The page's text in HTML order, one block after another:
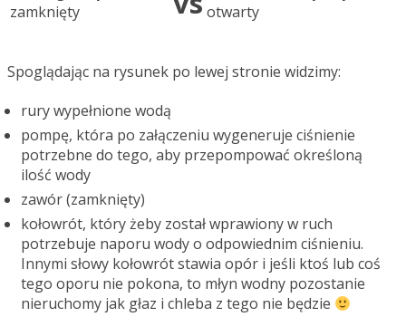
Spoglądając na rysunek po lewej stronie widzimy:
rury wypełnione wodą
pompę, która po załączeniu wygeneruje ciśnienie
potrzebne do tego, aby przepompować określoną
ilość wody
zawór (zamknięty)
kołowrót, który żeby został wprawiony w ruch
potrzebuje naporu wody o odpowiednim ciśnieniu.
Innymi słowy kołowrót stawia opór i jeśli ktoś lub coś
tego oporu nie pokona, to młyn wodny pozostanie
nieruchomy jak głaz i chleba z tego nie będzie